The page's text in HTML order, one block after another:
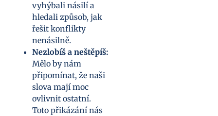
vyhýbali násilí a
hledali způsob, jak
řešit konflikty
nenásilně.
Nezlobíš a neštěpíš:
Mělo by nám
připomínat, že naši
slova mají moc
ovlivnit ostatní.
Toto přikázání nás